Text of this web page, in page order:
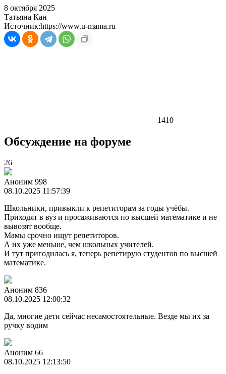
8 октября 2025
Татьяна Кан
Источник:https://www.u-mama.ru
1410
Обсуждение на форуме
26
Аноним 998
08.10.2025 11:57:39
Школьники, привыкли к репетиторам за годы учёбы.
Приходят в вуз и просаживаются по высшей математике и не
вывозят вообще.
Мамы срочно ищут репетиторов.
А их уже меньше, чем школьных учителей.
И тут пригодилась я, теперь репетирую студентов по высшей
математике.
Аноним 836
08.10.2025 12:00:32
Да, многие дети сейчас несамостоятельные. Везде мы их за
ручку водим
Аноним 66
08.10.2025 12:13:50